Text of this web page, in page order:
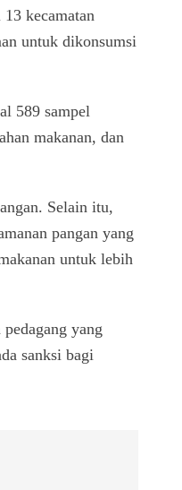
kecamatan
untuk dikonsumsi
589 sampel
makanan, dan
Selain itu,
pangan yang
untuk lebih
yang
sanksi bagi